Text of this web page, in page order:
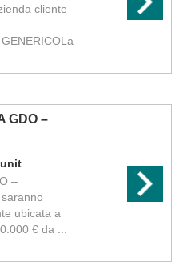
cliente
GDO –
–
ubicata a
€ da ...